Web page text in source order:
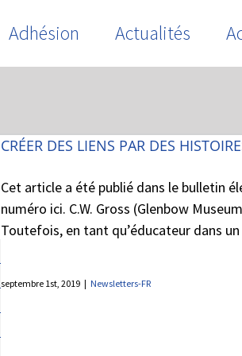
Adhésion Actualités
CRÉER DES LIENS PAR DES
Cet article a été publié dans le bulletin
numéro ici. C.W. Gross (Glenbow
Toutefois, en tant qu’éducateur dans
septembre 1st, 2019 | Newsletters-FR